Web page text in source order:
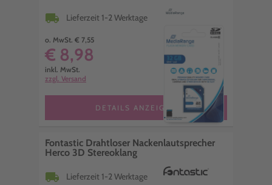
local_shipping Lieferzeit 1-2 Werktage
o. MwSt. € 7,55
€ 8,98
inkl. MwSt.
zzgl. Versand
DETAILS ANZEIGEN
Fontastic Drahtloser Nackenlautsprecher
Herco 3D Stereoklang
local_shipping Lieferzeit 1-2 Werktage